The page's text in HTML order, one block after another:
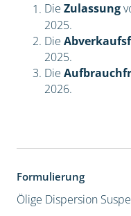
Die Zulassung
2025.
Die
2025.
Die
2026.
Formulierung
Ölige Dispersion